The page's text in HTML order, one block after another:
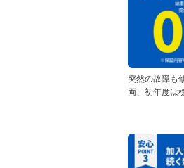
突然の故障も
両、初年度は